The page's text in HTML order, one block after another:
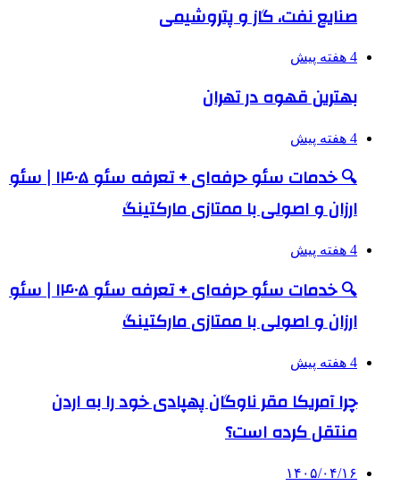
صنایع نفت، گاز و پتروشیمی
4 هفته پیش
بهترین قهوه در تهران
4 هفته پیش
🔍 خدمات سئو حرفه‌ای + تعرفه سئو ۱۴۰۵ | سئو
ارزان و اصولی با ممتازی مارکتینگ
4 هفته پیش
🔍 خدمات سئو حرفه‌ای + تعرفه سئو ۱۴۰۵ | سئو
ارزان و اصولی با ممتازی مارکتینگ
4 هفته پیش
چرا آمریکا مقر ناوگان پهپادی خود را به اردن
منتقل کرده است؟
۱۴۰۵/۰۴/۱۶